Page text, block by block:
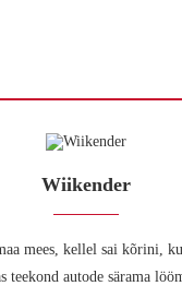
Wiikender
mees, kellel sai kõrini,
teekond autode särama